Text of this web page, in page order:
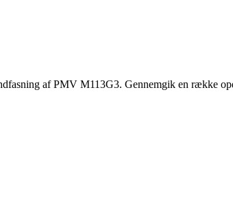
af PMV M113G3. Gennemgik en række